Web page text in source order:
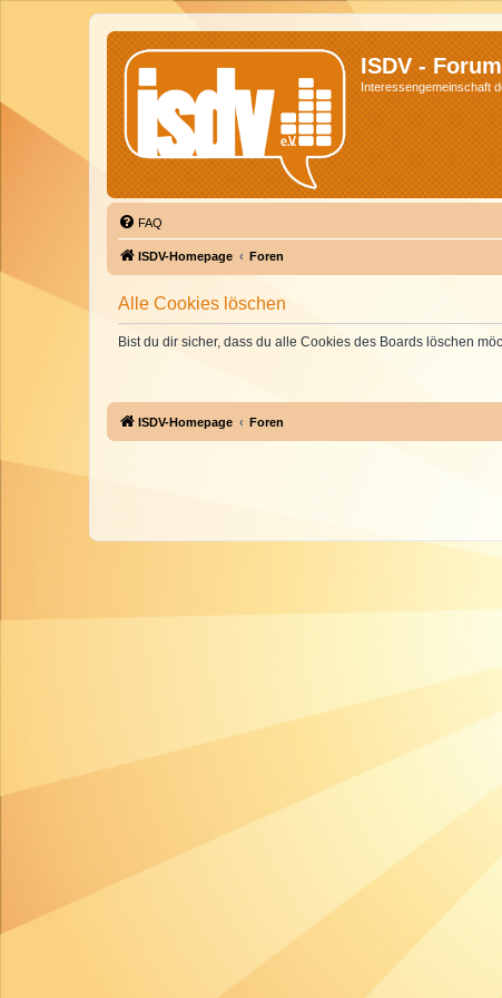
ISDV - Forum
Interessengemeinschaft
FAQ
ISDV-Homepage Foren
Alle Cookies löschen
Bist du dir sicher, dass du alle Cookies des Boards löschen
ISDV-Homepage Foren